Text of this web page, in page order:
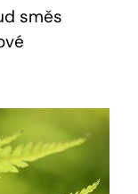
směs